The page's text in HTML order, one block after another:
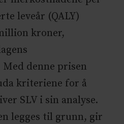
leveår (QALY)
kroner,
denne prisen
kriteriene for å
SLV i sin analyse.
legges til grunn, gir